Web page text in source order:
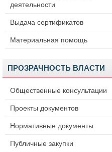
деятельности
Выдача сертификатов
Материальная помощь
ПРОЗРАЧНОСТЬ ВЛАСТИ
Общественные консультации
Проекты документов
Нормативные документы
Публичные закупки